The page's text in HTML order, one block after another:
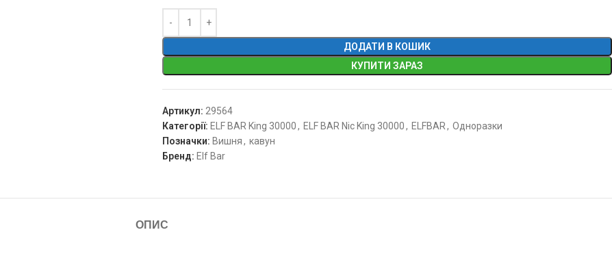
ДОДАТИ В КОШИК
КУПИТИ ЗАРАЗ
Артикул: 29564
Категорії: ELF BAR King 30000, ELF BAR Nic King 30000, ELFBAR, Одноразки
Позначки: Вишня, кавун
Бренд: Elf Bar
ОПИС